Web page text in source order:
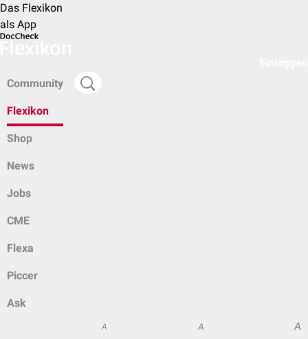
Das Flexikon
als App
Community
Flexikon
Shop
News
Jobs
CME
Flexa
Piccer
Ask
A A A